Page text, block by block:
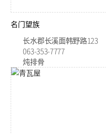
名门望族
长水郡长溪面韩野路123
063-353-7777
炖排骨